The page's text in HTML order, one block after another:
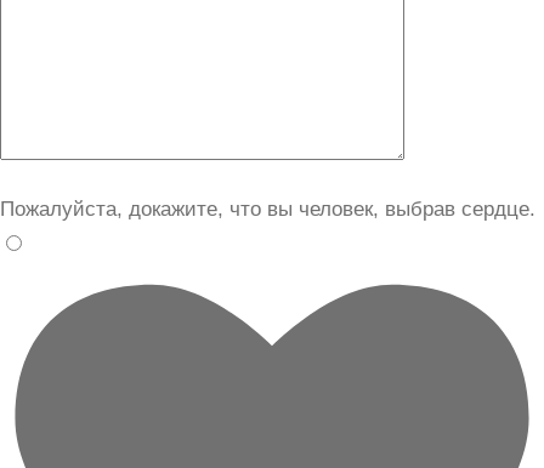
Пожалуйста, докажите, что вы человек, выбрав сердце.